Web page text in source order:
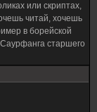
или скриптах,
читай, хочешь
в борейской
старшего